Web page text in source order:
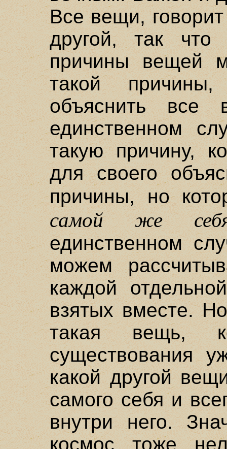
Все вещи,
другой, так что
причины вещей
такой
объяснить
единственном
такую причину,
для своего
причины, но
самой же
единственном
можем
каждой
взятых вместе.
такая вещь,
существования
какой другой
самого себя и
внутри него.
космос тоже